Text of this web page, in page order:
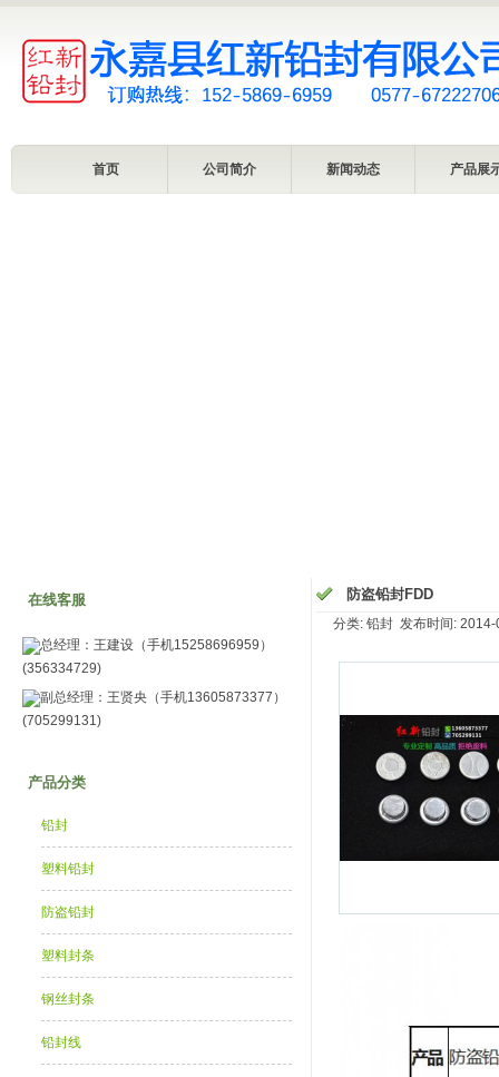
首页 公司简介 新闻动态 产品展
在线客服
总经理：王建设（手机15258696959）
(356334729)
副总经理：王贤央（手机13605873377）
(705299131)
产品分类
铅封
塑料铅封
防盗铅封
塑料封条
钢丝封条
铅封线
防盗铅封FDD
分类: 铅封 发布时间: